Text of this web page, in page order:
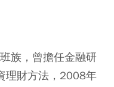
族，曾擔任金融研
理財方法，2008年